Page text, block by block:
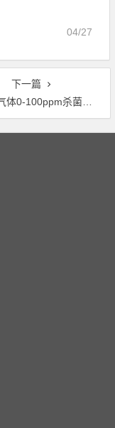
04/27
下一篇
杀菌消毒专用过氧化氢气体检测仪